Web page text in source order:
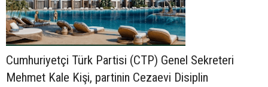
Cumhuriyetçi Türk Partisi (CTP) Genel Sekreteri
Mehmet Kale Kişi, partinin Cezaevi Disiplin